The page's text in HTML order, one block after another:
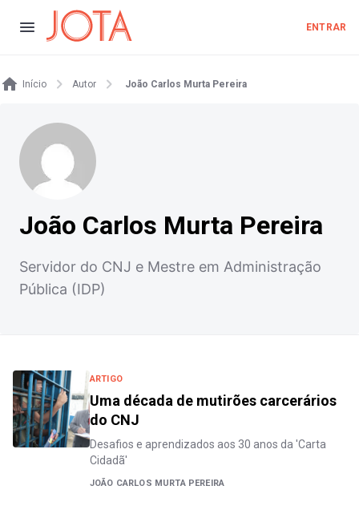
ENTRAR
Início Autor João Carlos Murta Pereira
João Carlos Murta Pereira
Servidor do CNJ e Mestre em Administração
Pública (IDP)
ARTIGO
Uma década de mutirões carcerários
do CNJ
Desafios e aprendizados aos 30 anos da 'Carta
Cidadã'
JOÃO CARLOS MURTA PEREIRA